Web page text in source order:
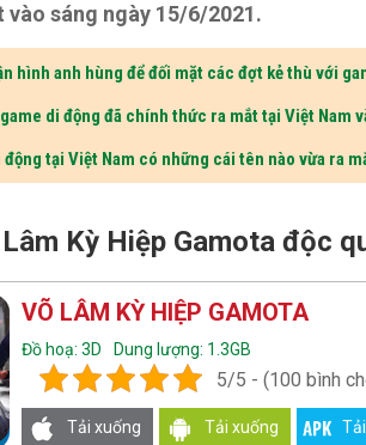
vào sáng ngày 15/6/2021.
hình anh hùng để đối mặt các đợt kẻ thù với
di động đã chính thức ra mắt tại Việt Nam
tại Việt Nam có những cái tên nào vừa ra
Kỳ Hiệp Gamota độc
VÕ LÂM KỲ HIỆP GAMOTA
Đồ hoạ: 3D Dung lượng: 1.3GB
5/5 - (100 bình
Tải xuống Tải xuống